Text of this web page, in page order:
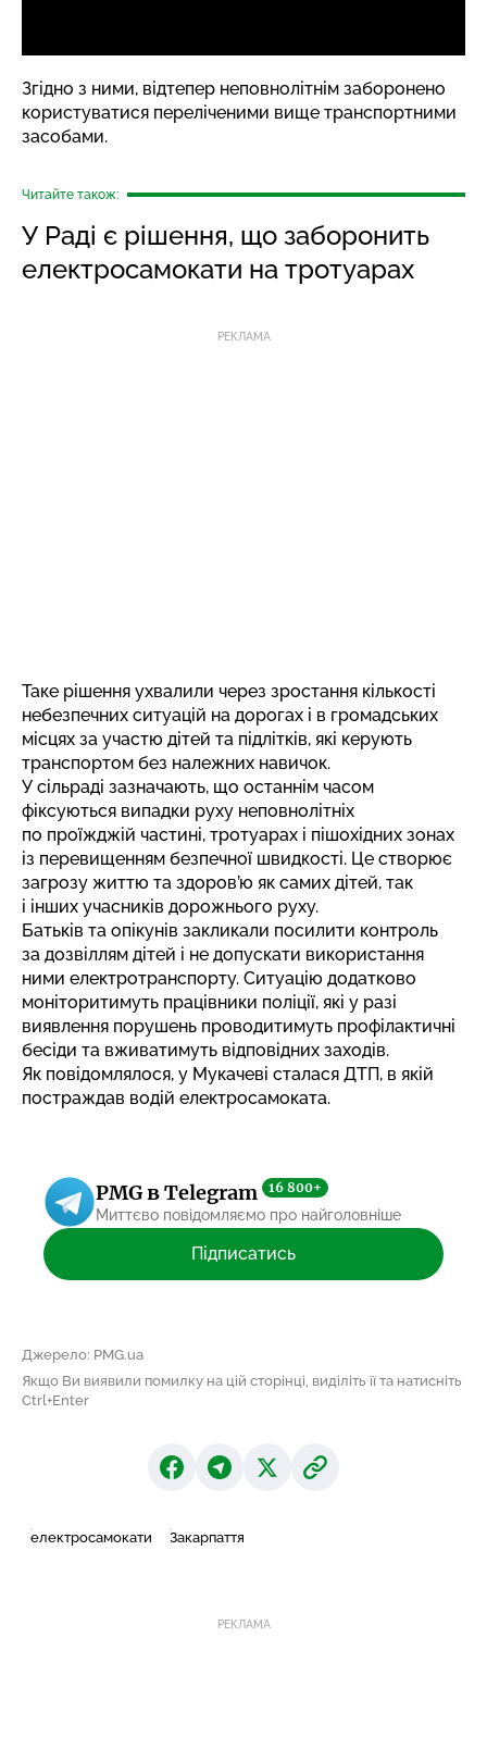
Згідно з ними, відтепер неповнолітнім заборонено
користуватися переліченими вище транспортними
засобами.
Читайте також:
У Раді є рішення, що заборонить
електросамокати на тротуарах
РЕКЛАМА
Таке рішення ухвалили через зростання кількості
небезпечних ситуацій на дорогах і в громадських
місцях за участю дітей та підлітків, які керують
транспортом без належних навичок.
У сільраді зазначають, що останнім часом
фіксуються випадки руху неповнолітніх
по проїжджій частині, тротуарах і пішохідних зонах
із перевищенням безпечної швидкості. Це створює
загрозу життю та здоров’ю як самих дітей, так
і інших учасників дорожнього руху.
Батьків та опікунів закликали посилити контроль
за дозвіллям дітей і не допускати використання
ними електротранспорту. Ситуацію додатково
моніторитимуть працівники поліції, які у разі
виявлення порушень проводитимуть профілактичні
бесіди та вживатимуть відповідних заходів.
Як повідомлялося, у Мукачеві сталася ДТП, в якій
постраждав водій електросамоката.
PMG в Telegram 16 800+
Миттєво повідомляємо про найголовніше
Підписатись
Джерело: PMG.ua
Якщо Ви виявили помилку на цій сторінці, виділіть її та натисніть
Ctrl+Enter
електросамокати Закарпаття
РЕКЛАМА